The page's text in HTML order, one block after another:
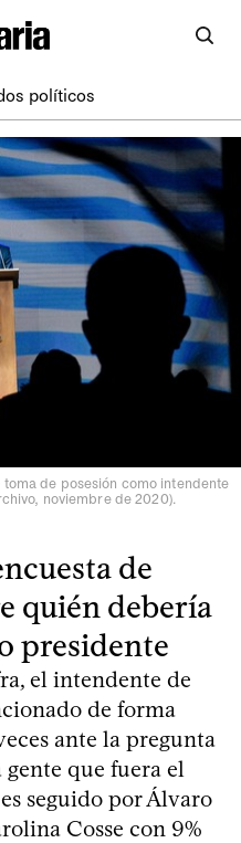
políticos
de posesión como intendente
noviembre de 2020).
de
quién debería
presidente
el intendente de
de forma
ante la pregunta
que fuera el
seguido por Álvaro
Cosse con 9%